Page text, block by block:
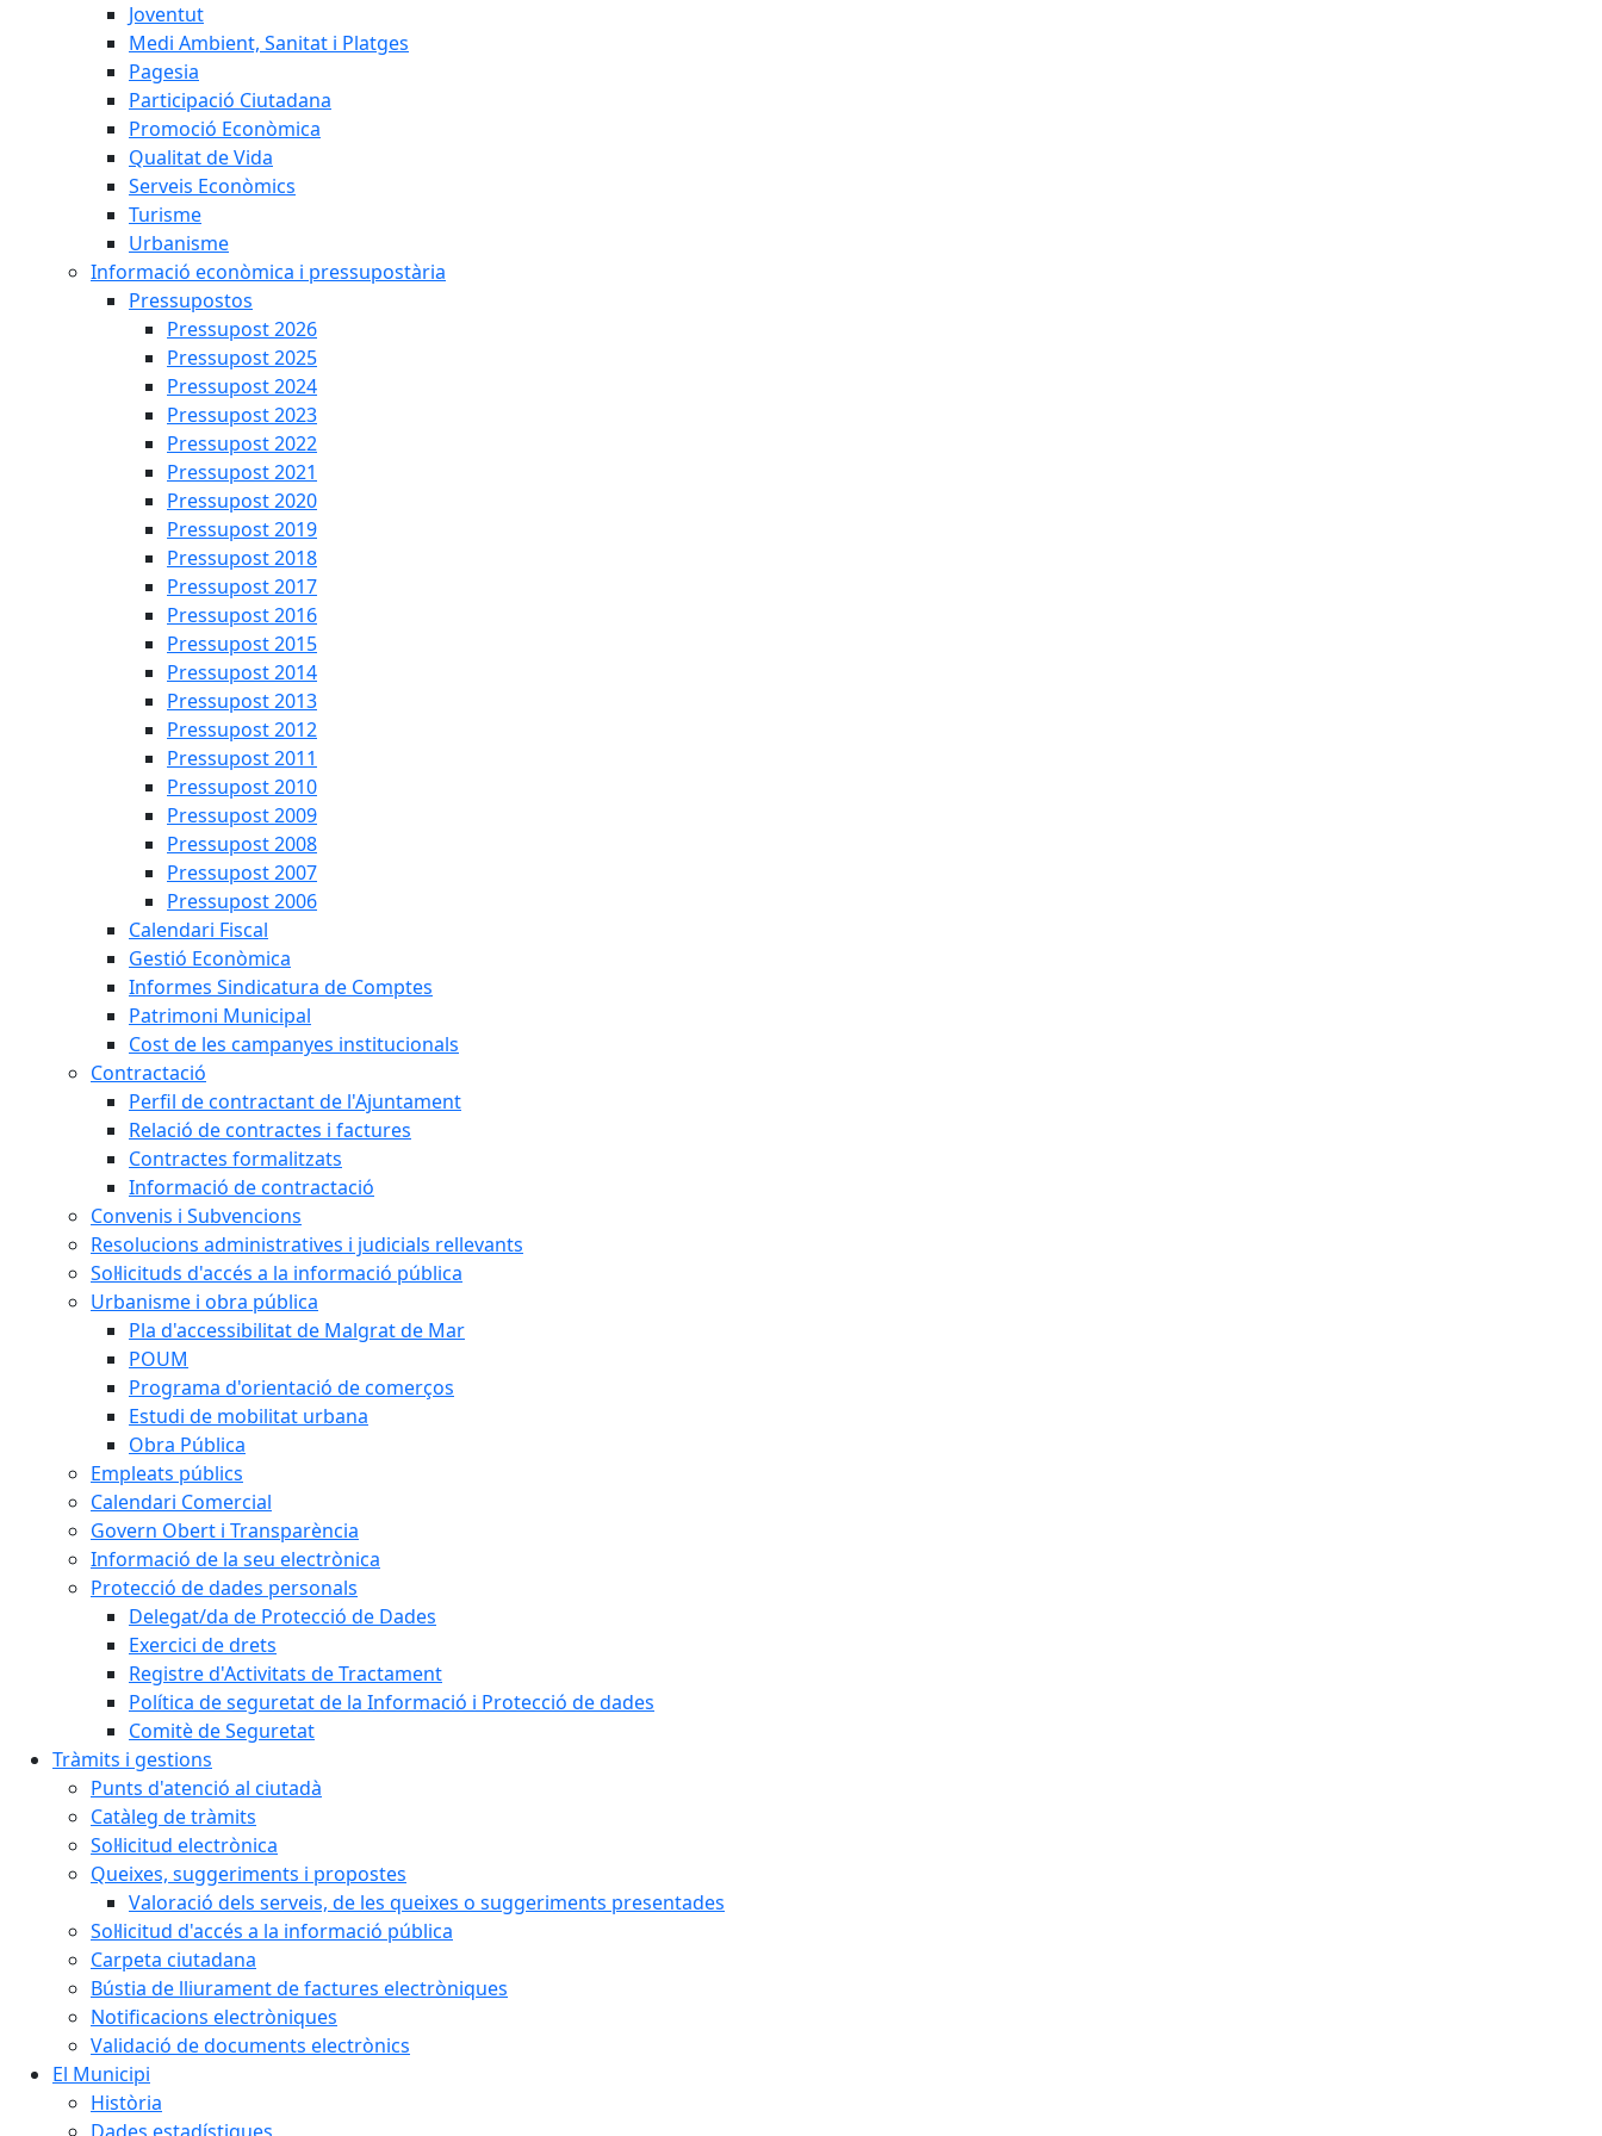
Joventut
Medi Ambient, Sanitat i Platges
Pagesia
Participació Ciutadana
Promoció Econòmica
Qualitat de Vida
Serveis Econòmics
Turisme
Urbanisme
Informació econòmica i pressupostària
Pressupostos
Pressupost 2026
Pressupost 2025
Pressupost 2024
Pressupost 2023
Pressupost 2022
Pressupost 2021
Pressupost 2020
Pressupost 2019
Pressupost 2018
Pressupost 2017
Pressupost 2016
Pressupost 2015
Pressupost 2014
Pressupost 2013
Pressupost 2012
Pressupost 2011
Pressupost 2010
Pressupost 2009
Pressupost 2008
Pressupost 2007
Pressupost 2006
Calendari Fiscal
Gestió Econòmica
Informes Sindicatura de Comptes
Patrimoni Municipal
Cost de les campanyes institucionals
Contractació
Perfil de contractant de l'Ajuntament
Relació de contractes i factures
Contractes formalitzats
Informació de contractació
Convenis i Subvencions
Resolucions administratives i judicials rellevants
Sol·licituds d'accés a la informació pública
Urbanisme i obra pública
Pla d'accessibilitat de Malgrat de Mar
POUM
Programa d'orientació de comerços
Estudi de mobilitat urbana
Obra Pública
Empleats públics
Calendari Comercial
Govern Obert i Transparència
Informació de la seu electrònica
Protecció de dades personals
Delegat/da de Protecció de Dades
Exercici de drets
Registre d'Activitats de Tractament
Política de seguretat de la Informació i Protecció de dades
Comitè de Seguretat
Tràmits i gestions
Punts d'atenció al ciutadà
Catàleg de tràmits
Sol·licitud electrònica
Queixes, suggeriments i propostes
Valoració dels serveis, de les queixes o suggeriments presentades
Sol·licitud d'accés a la informació pública
Carpeta ciutadana
Bústia de lliurament de factures electròniques
Notificacions electròniques
Validació de documents electrònics
El Municipi
Història